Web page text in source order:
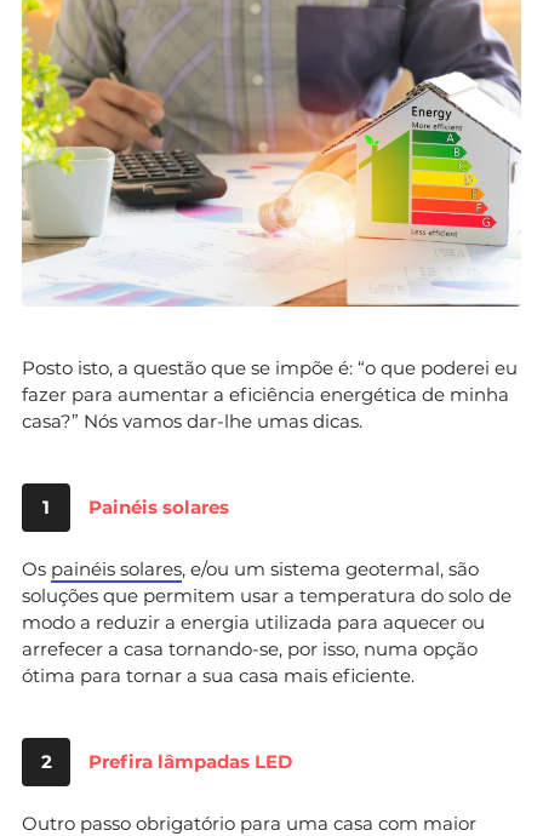
Posto isto, a questão que se impõe é: “o que poderei eu
fazer para aumentar a eficiência energética de minha
casa?” Nós vamos dar-lhe umas dicas.
1 Painéis solares
Os painéis solares, e/ou um sistema geotermal, são
soluções que permitem usar a temperatura do solo de
modo a reduzir a energia utilizada para aquecer ou
arrefecer a casa tornando-se, por isso, numa opção
ótima para tornar a sua casa mais eficiente.
2 Prefira lâmpadas LED
Outro passo obrigatório para uma casa com maior